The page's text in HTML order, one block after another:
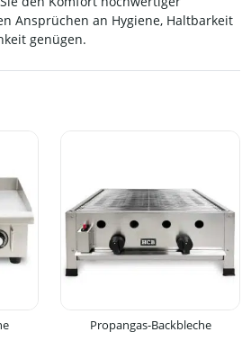
Ansprüchen an Hygiene, Haltbarkeit
genügen.
Propangas-Backbleche